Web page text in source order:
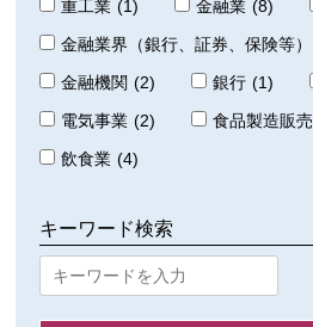
重工業 (1) 金融業 (8)
金融業界（銀行、証券、保険等）
金融機関 (2) 銀行 (1)
電気事業 (2) 食品製造販売
飲食業 (4)
キーワード検索